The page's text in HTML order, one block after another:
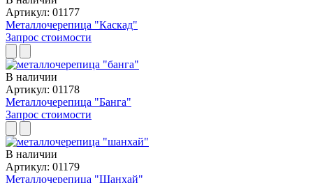
Артикул: 01177
Металлочерепица "Каскад"
Запрос стоимости
В наличии
Артикул: 01178
Металлочерепица "Банга"
Запрос стоимости
В наличии
Артикул: 01179
Металлочерепица "Шанхай"